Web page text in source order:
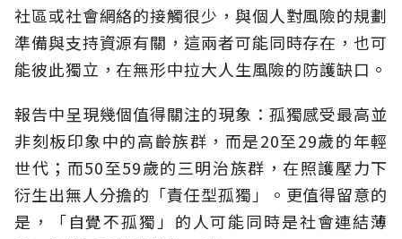
社區或社會網絡的接觸很少，與個人對風險的規劃
準備與支持資源有關，這兩者可能同時存在，也可
能彼此獨立，在無形中拉大人生風險的防護缺口。
報告中呈現幾個值得關注的現象：孤獨感受最高並
非刻板印象中的高齡族群，而是20至29歲的年輕
世代；而50至59歲的三明治族群，在照護壓力下
衍生出無人分擔的「責任型孤獨」。更值得留意的
是，「自覺不孤獨」的人可能同時是社會連結薄